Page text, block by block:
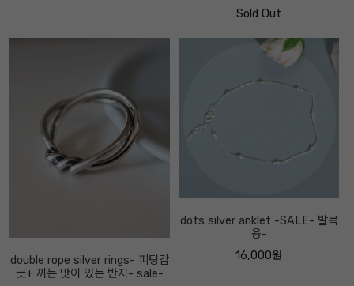
Sold Out
double rope silver rings- 피팅감
굿+ 끼는 맛이 있는 반지- sale-
dots silver anklet -SALE- 발목
용-
16,000원